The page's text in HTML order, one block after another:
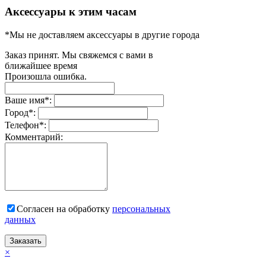
Аксессуары к этим часам
*Мы не доставляем аксессуары в другие города
Заказ принят. Мы свяжемся с вами в
ближайшее время
Произошла ошибка.
Ваше имя*:
Город*:
Телефон*:
Комментарий:
Согласен на обработку персональныx
данных
Заказать
×